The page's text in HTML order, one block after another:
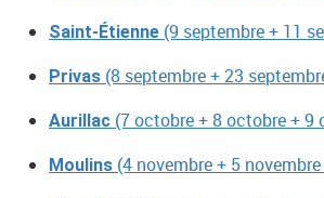
Saint-Étienne (9 septembre + 11
Privas (8 septembre + 23
Aurillac (7 octobre + 8 octobre + 9
Moulins (4 novembre + 5